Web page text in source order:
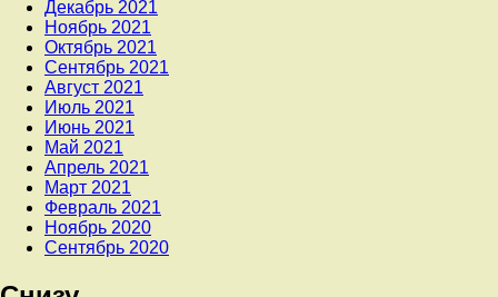
Декабрь 2021
Ноябрь 2021
Октябрь 2021
Сентябрь 2021
Август 2021
Июль 2021
Июнь 2021
Май 2021
Апрель 2021
Март 2021
Февраль 2021
Ноябрь 2020
Сентябрь 2020